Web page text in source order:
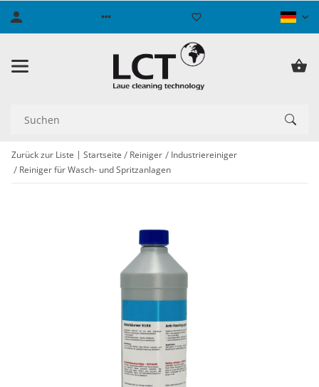
Zurück zur Liste Startseite Reiniger
Industriereiniger
Reiniger für Wasch- und Spritzanlagen